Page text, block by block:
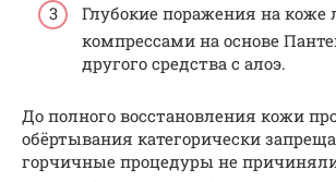
Глубокие поражения на коже
компрессами на основе
другого средства с алоэ.
До полного восстановления кожи
обёртывания категорически
горчичные процедуры не